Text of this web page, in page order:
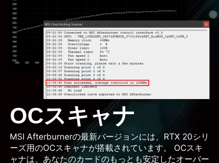
OCスキャナ
MSI Afterburnerの最新バージョンには、RTX 20シリ
ーズ用のOCスキャナが搭載されています。 OCスキ
ャナは、あなたのカードのもっとも安定したオーバー